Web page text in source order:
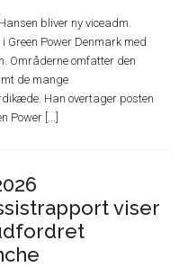
bliver ny viceadm.
Green Power Denmark med
Områderne omfatter den
de mange
Han overtager posten
Power [...]
viser